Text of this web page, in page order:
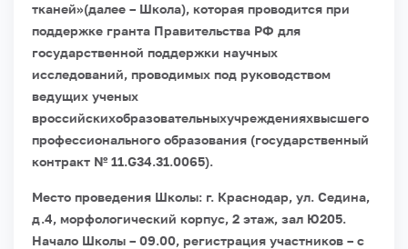
тканей»(далее – Школа), которая проводится при
поддержке гранта Правительства РФ для
государственной поддержки научных
исследований, проводимых под руководством
ведущих ученых
вроссийскихобразовательныхучрежденияхвысшего
профессионального образования (государственный
контракт № 11.G34.31.0065).
Место проведения Школы: г. Краснодар, ул. Седина,
д.4, морфологический корпус, 2 этаж, зал Ю205.
Начало Школы – 09.00, регистрация участников – с